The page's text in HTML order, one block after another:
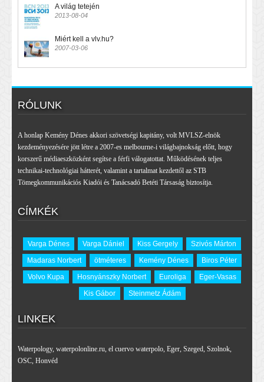
A világ tetején
2013-08-04
Miért kell a vlv.hu?
2007-03-06
RÓLUNK
A honlap Kemény Dénes akkori szövetségi kapitány, volt MVLSZ-elnök
kezdeményezésére jött létre a 2007-es melbourne-i világbajnokság előtt, hogy
korszerű médiaeszközként segítse a férfi válogatottat. Működésének teljes
technikai-technológiai hátterét, valamint a tartalmat kezdettől az STB
Tömegkommunikációs Kiadói és Tanácsadó Betéti Társaság biztosítja.
CÍMKÉK
Varga Dénes Varga Dániel Kiss Gergely
Szivós Márton
Madaras Norbert
ötméteres Kemény Dénes
Biros Péter
Volvo Kupa
Hosnyánszky Norbert Euroliga
Eger-Vasas
Kis Gábor
Steinmetz Ádám
LINKEK
Waterpology, waterpolonline.ru, el cuervo waterpolo, Eger, Szeged, Szolnok,
OSC, Honvéd